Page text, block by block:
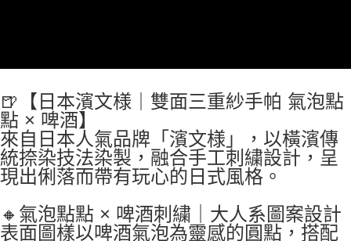
🍺【日本濱文様｜雙面三重紗手帕 氣泡點
點 × 啤酒】
來自日本人氣品牌「濱文様」，以橫濱傳
統捺染技法染製，融合手工刺繍設計，呈
現出俐落而帶有玩心的日式風格。
🔸氣泡點點 × 啤酒刺繍｜大人系圖案設計
表面圖樣以啤酒氣泡為靈感的圓點，搭配